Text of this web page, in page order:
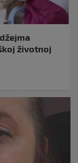
životnoj